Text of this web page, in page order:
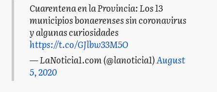
Cuarentena en la Provincia: Los 13
municipios bonaerenses sin coronavirus
y algunas curiosidades
https://t.co/GJlbw33M5O
— LaNoticia1.com (@lanoticia1)August
5, 2020